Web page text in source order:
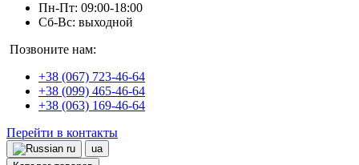
Пн-Пт: 09:00-18:00
Сб-Вс: выходной
Позвоните нам:
+38 (067) 723-46-64
+38 (099) 465-46-64
+38 (063) 169-46-64
Перейти в контакты
ru
ua